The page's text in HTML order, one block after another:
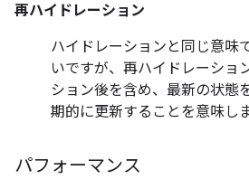
再ハイドレーション
ハイドレーションと同じ意味
いですが、再ハイドレーショ
ション後を含め、最新の状態
期的に更新することを意味しま
パフォーマンス